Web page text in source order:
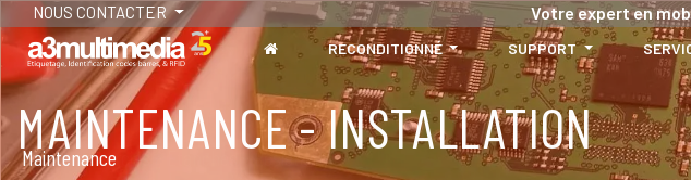
NOUS CONTACTER Votre expert en
RECONDITIONNÉ SUPPORT
MAINTENANCE - INSTALLATION
Maintenance
TABLETTES
Tablettes durcies - Étanches - Résistantes